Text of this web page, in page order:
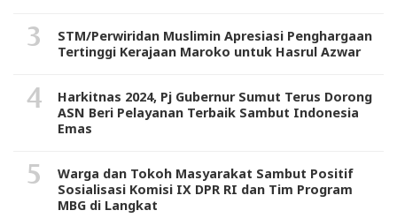
STM/Perwiridan Muslimin Apresiasi Penghargaan
Tertinggi Kerajaan Maroko untuk Hasrul Azwar
Harkitnas 2024, Pj Gubernur Sumut Terus Dorong
ASN Beri Pelayanan Terbaik Sambut Indonesia
Emas
Warga dan Tokoh Masyarakat Sambut Positif
Sosialisasi Komisi IX DPR RI dan Tim Program
MBG di Langkat